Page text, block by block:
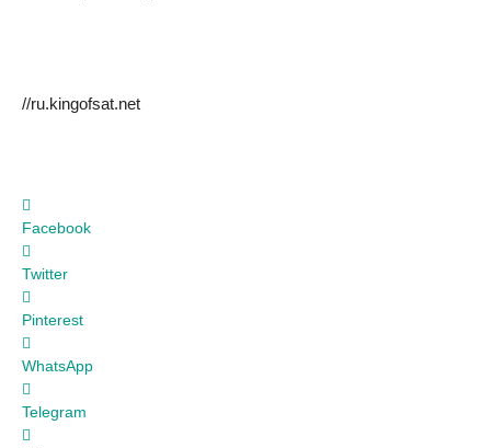
//ru.kingofsat.net
Facebook
Twitter
Pinterest
WhatsApp
Telegram